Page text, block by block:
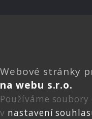
Webové stránky
na webu s.r.o.
Používáme
v nastavení